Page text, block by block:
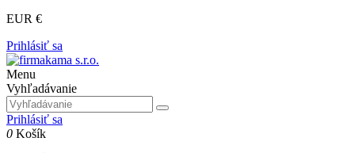
EUR €
Prihlásiť sa
Menu
Vyhľadávanie
Prihlásiť sa
0 Košík